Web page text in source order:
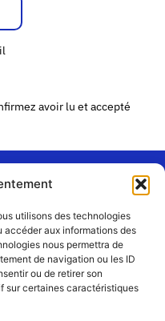
utilisons des technologies
aux informations des
nous permettra de
de navigation ou les ID
ou de retirer son
sur certaines caractéristiques
avoir lu et accepté
« Les
»
Avenue
Joannès
Masset
CS51001
Rejoignez-
nous